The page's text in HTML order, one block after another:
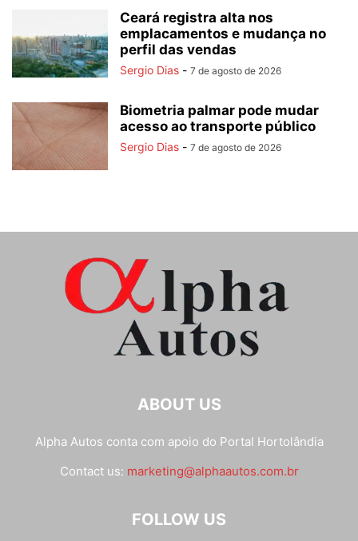
Ceará registra alta nos
emplacamentos e mudança no
perfil das vendas
Sergio Dias - 7 de agosto de 2026
Biometria palmar pode mudar
acesso ao transporte público
Sergio Dias - 7 de agosto de 2026
ABOUT US
Alpha Autos conta com apoio do Portal Hortolândia
Contact us: marketing@alphaautos.com.br
FOLLOW US